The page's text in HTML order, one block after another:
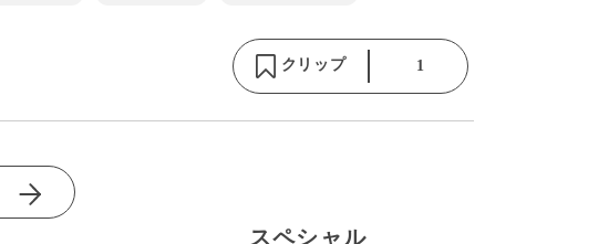
クリップ 1
スペシャル